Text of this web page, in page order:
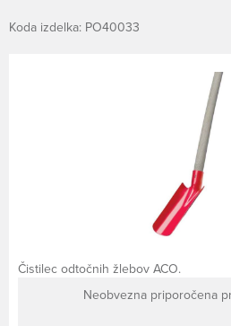
Koda izdelka: PO40033
Čistilec odtočnih žlebov ACO.
Neobvezna priporočena